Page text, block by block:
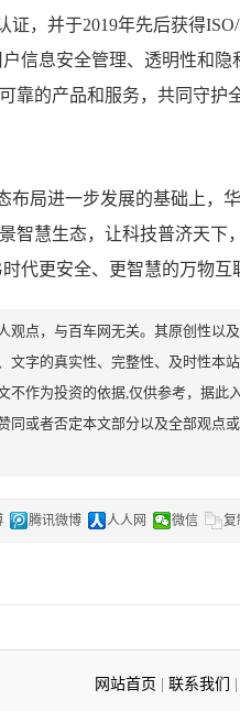
证，并于2019年先后获得
信息安全管理、透明性和
靠的产品和服务，共同守护
布局进一步发展的基础上，
智慧生态，让科技普济天下
代更安全、更智慧的万物互
观点，与百车网无关。其原创性以
文字的真实性、完整性、及时性本
不作为投资的依据,仅供参考，据此
同或者否定本文部分以及全部观点
腾讯微博 人人网 微信 复
网站首页 联系我们